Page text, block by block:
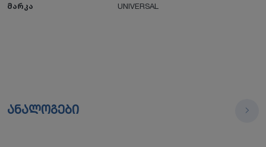
მარკა
UNIVERSAL
ანალოგები